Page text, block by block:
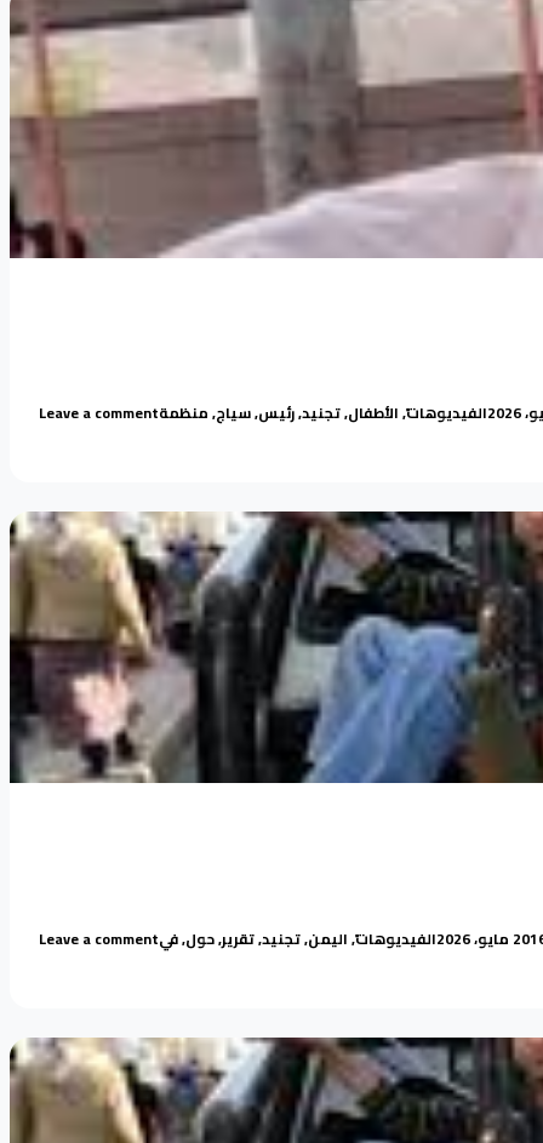
Posted in
الفيديوهاتTags:
,الأطفال,تجنيد,رئيس,سياج,منظمةLeave a comment
Posted in
الفيديوهاتTags:
,اليمن,تجنيد,تقرير,حول,فيLeave a comment